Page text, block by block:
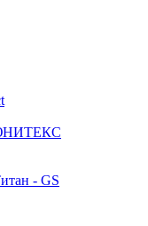
ЮНИТЕКС
- GS